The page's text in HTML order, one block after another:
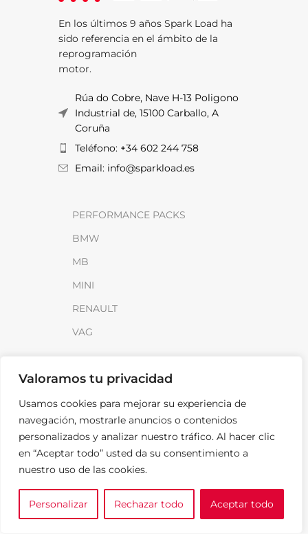
Valoramos tu privacidad
Usamos cookies para mejorar su experiencia de
navegación, mostrarle anuncios o contenidos
personalizados y analizar nuestro tráfico. Al hacer clic
en “Aceptar todo” usted da su consentimiento a
nuestro uso de las cookies.
Personalizar Rechazar todo Aceptar todo
En los últimos 9 años Spark Load ha
sido referencia en el ámbito de la
reprogramación
motor.
Rúa do Cobre, Nave H-13 Poligono
Industrial de, 15100 Carballo, A
Coruña
Teléfono: +34 602 244 758
Email: info@sparkload.es
PERFORMANCE PACKS
BMW
MB
MINI
RENAULT
VAG
Distribuidores
FAQ
Contacto
Noticias
LEGAL
0